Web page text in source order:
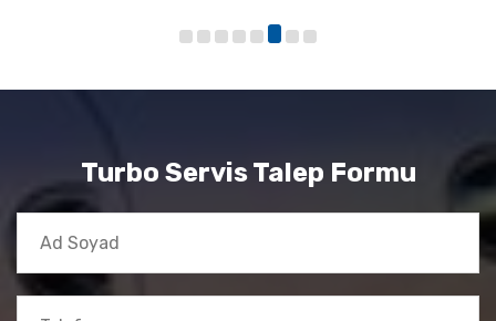
Turbo Servis Talep Formu